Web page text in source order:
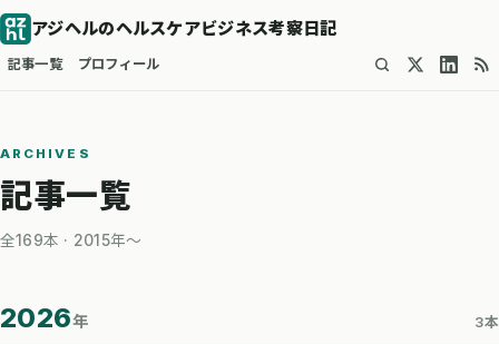
アジヘルのヘルスケアビジネス考察日記
記事一覧 プロフィール
ARCHIVES
記事一覧
全169本 · 2015年〜
2026年 3本